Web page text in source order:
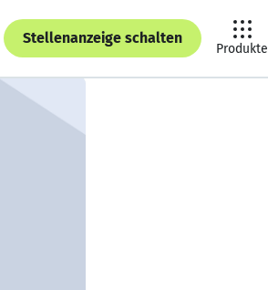
Stellenanzeige schalten
Produkte